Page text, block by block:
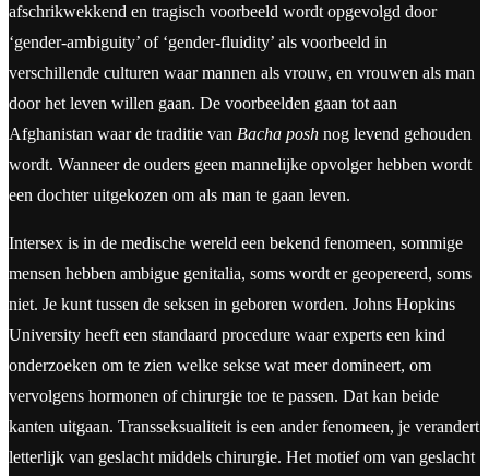
afschrikwekkend en tragisch voorbeeld wordt opgevolgd door
‘gender-ambiguity’ of ‘gender-fluidity’ als voorbeeld in
verschillende culturen waar mannen als vrouw, en vrouwen als man
door het leven willen gaan. De voorbeelden gaan tot aan
Afghanistan waar de traditie van Bacha posh nog levend gehouden
wordt. Wanneer de ouders geen mannelijke opvolger hebben wordt
een dochter uitgekozen om als man te gaan leven.
Intersex is in de medische wereld een bekend fenomeen, sommige
mensen hebben ambigue genitalia, soms wordt er geopereerd, soms
niet. Je kunt tussen de seksen in geboren worden. Johns Hopkins
University heeft een standaard procedure waar experts een kind
onderzoeken om te zien welke sekse wat meer domineert, om
vervolgens hormonen of chirurgie toe te passen. Dat kan beide
kanten uitgaan. Transseksualiteit is een ander fenomeen, je verandert
letterlijk van geslacht middels chirurgie. Het motief om van geslacht